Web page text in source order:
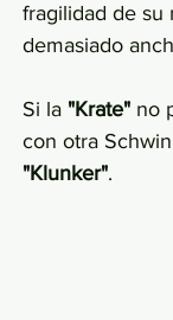
fragilidad de su
demasiado
Si la "Krate" no
con otra
"Klunker".